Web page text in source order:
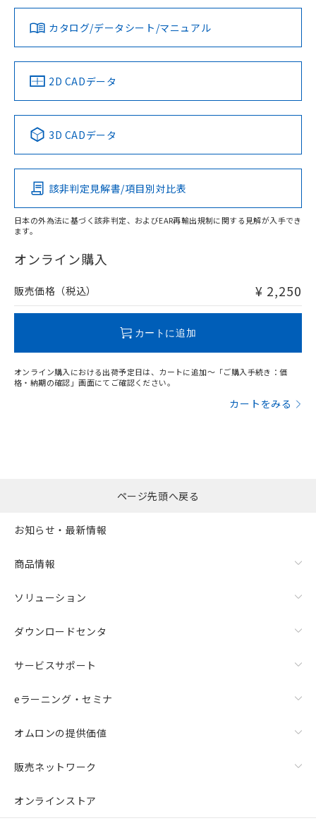
ダウンロードデータをご利用いただく前に、以下を必ずお読
みください。
ソフトウェアの使用条件
対応済み
中国 RoHS 注意事項・凡例
Pb Hg Cd Cr(VI)
O
在庫等で未対応品が混在する可能性があります。
問い合わせください。
LR型式承認
（イギリス
船舶規格）
DNV型式承認
（ノルウェー
BV型式承認
（フランス
KR型式
（韓国
No No No No
この製品の規格認証/適合状況ページへ
その他の認証はこちらのページからご検索ください
カタログ/データシート/マニュアル
2D CADデータ
3D CADデータ
該非判定見解書/項目別対比表
日本の外為法に基づく該非判定、およびEAR再輸出規制に関する見解が入手でき
ます。
オンライン購入
販売価格（税込） ¥ 2,250
カートに追加
オンライン購入における出荷予定日は、カートに追加～「ご購入手続き：価
格・納期の確認」画面にてご確認ください。
カートをみる
ページ先頭へ戻る
お知らせ・最新情報
商品情報
ソリューション
ダウンロードセンタ
サービスサポート
eラーニング・セミナ
オムロンの提供価値
販売ネットワーク
オンラインストア